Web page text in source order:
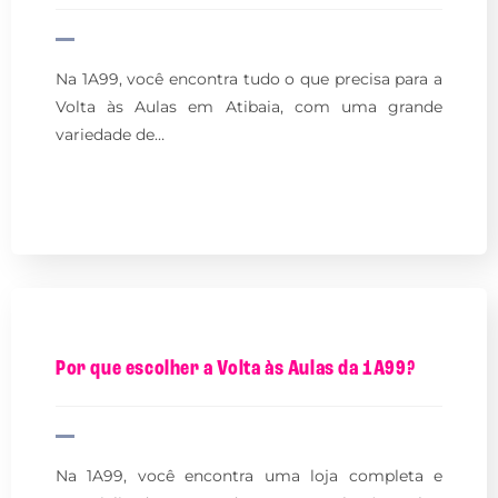
Na 1A99, você encontra tudo o que precisa para a
Volta às Aulas em Atibaia, com uma grande
variedade de…
Por que escolher a Volta às Aulas da 1A99?
Na 1A99, você encontra uma loja completa e